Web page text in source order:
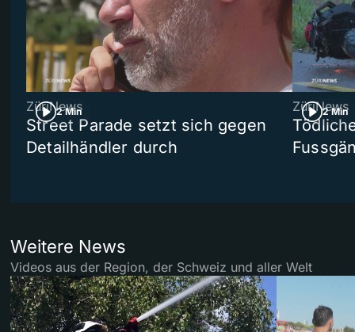
2 Min
ZüriNews
Street Parade setzt sich gegen
Detailhändler durch
2 Min
ZüriNews
Weitere News
Videos aus der Region, der Schweiz und aller Welt